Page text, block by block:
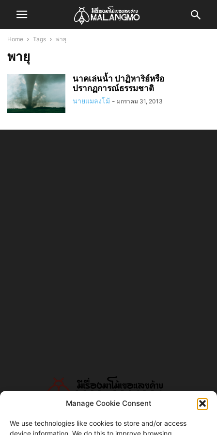
Manage Cookie Consent
We use technologies like cookies to store and/or access
device information. We do this to improve browsing
Home Tags พายุ
พายุ
นาคเล่นน้ำ ปาฏิหาริย์หรือ
ปรากฏการณ์ธรรมชาติ
นายแมลงโม้ - มกราคม 31, 2013